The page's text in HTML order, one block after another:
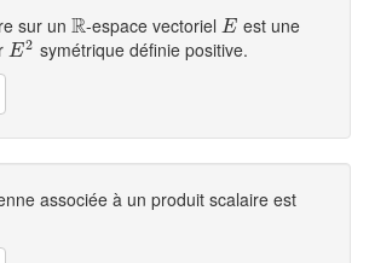
sur un R
R-espace vectorielE
E est une
E2
E2 symétrique définie positive.
associée à un produit scalaire est